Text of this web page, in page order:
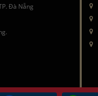
Đà Nẵng